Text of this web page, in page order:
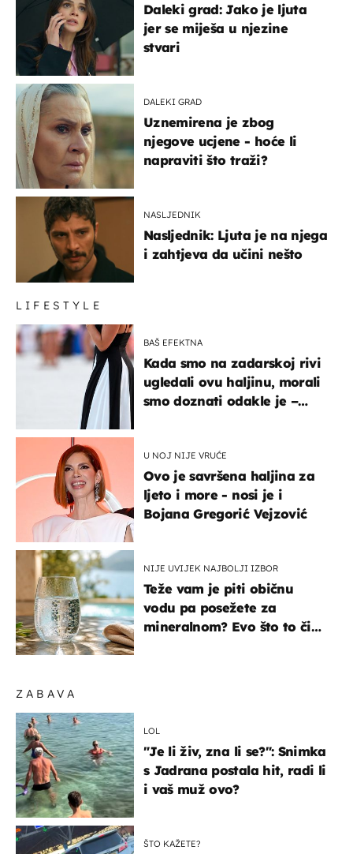
ZABAVA
LOL
"Je li živ, zna li se?": Snimka
s Jadrana postala hit, radi li
i vaš muž ovo?
ŠTO KAŽETE?
Daleki grad: Jako je ljuta
jer se miješa u njezine
stvari
DALEKI GRAD
Uznemirena je zbog
njegove ucjene - hoće li
napraviti što traži?
NASLJEDNIK
Nasljednik: Ljuta je na njega
i zahtjeva da učini nešto
LIFESTYLE
BAŠ EFEKTNA
Kada smo na zadarskoj rivi
ugledali ovu haljinu, morali
smo doznati odakle je –
U NOJ NIJE VRUĆE
Ovo je savršena haljina za
ljeto i more - nosi je i
Bojana Gregorić Vejzović
NIJE UVIJEK NAJBOLJI IZBOR
Teže vam je piti običnu
vodu pa posežete za
mineralnom? Evo što to čini